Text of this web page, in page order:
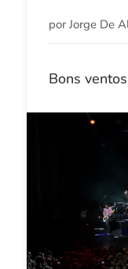
por Jorge De
Bons